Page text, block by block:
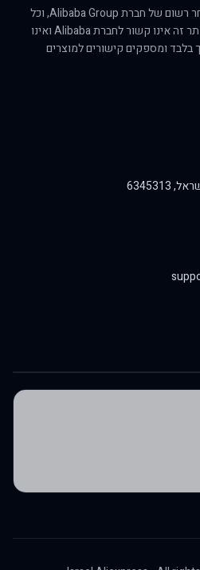
הסימן AliExpress הוא סימן מסחר רשום של חברת Alibaba Group, וכל
הזכויות הנוגעות לו שמורות לה. אתר זה אינו קשור לחברת Alibaba ואינו
בלבד ומספקים קישורים למוצרים